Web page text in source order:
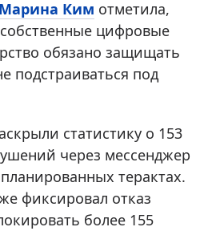
Марина Ким отметила,
цифровые
обязано защищать
подстраиваться под
статистику о 153
через мессенджер
терактах.
фиксировал отказ
более 155